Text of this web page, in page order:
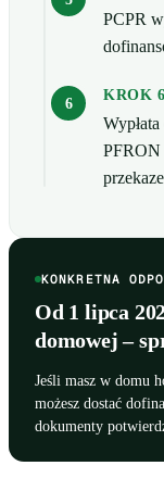
PCPR
KROK 6
PFRON
KONKRETNA
Od 1 lipca
domowej –
Jeśli masz w domu
możesz dostać
dokumenty